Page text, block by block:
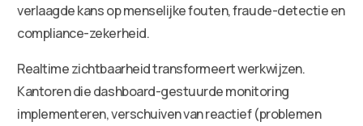
verlaagde kans op menselijke fouten, fraude-detectie en
compliance-zekerheid.
Realtime zichtbaarheid transformeert werkwijzen.
Kantoren die dashboard-gestuurde monitoring
implementeren, verschuiven van reactief (problemen